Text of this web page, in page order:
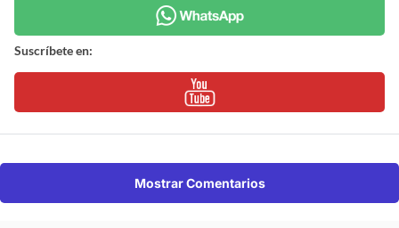
Suscríbete en:
Mostrar Comentarios